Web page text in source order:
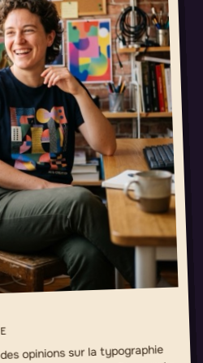
opinions sur la typographie